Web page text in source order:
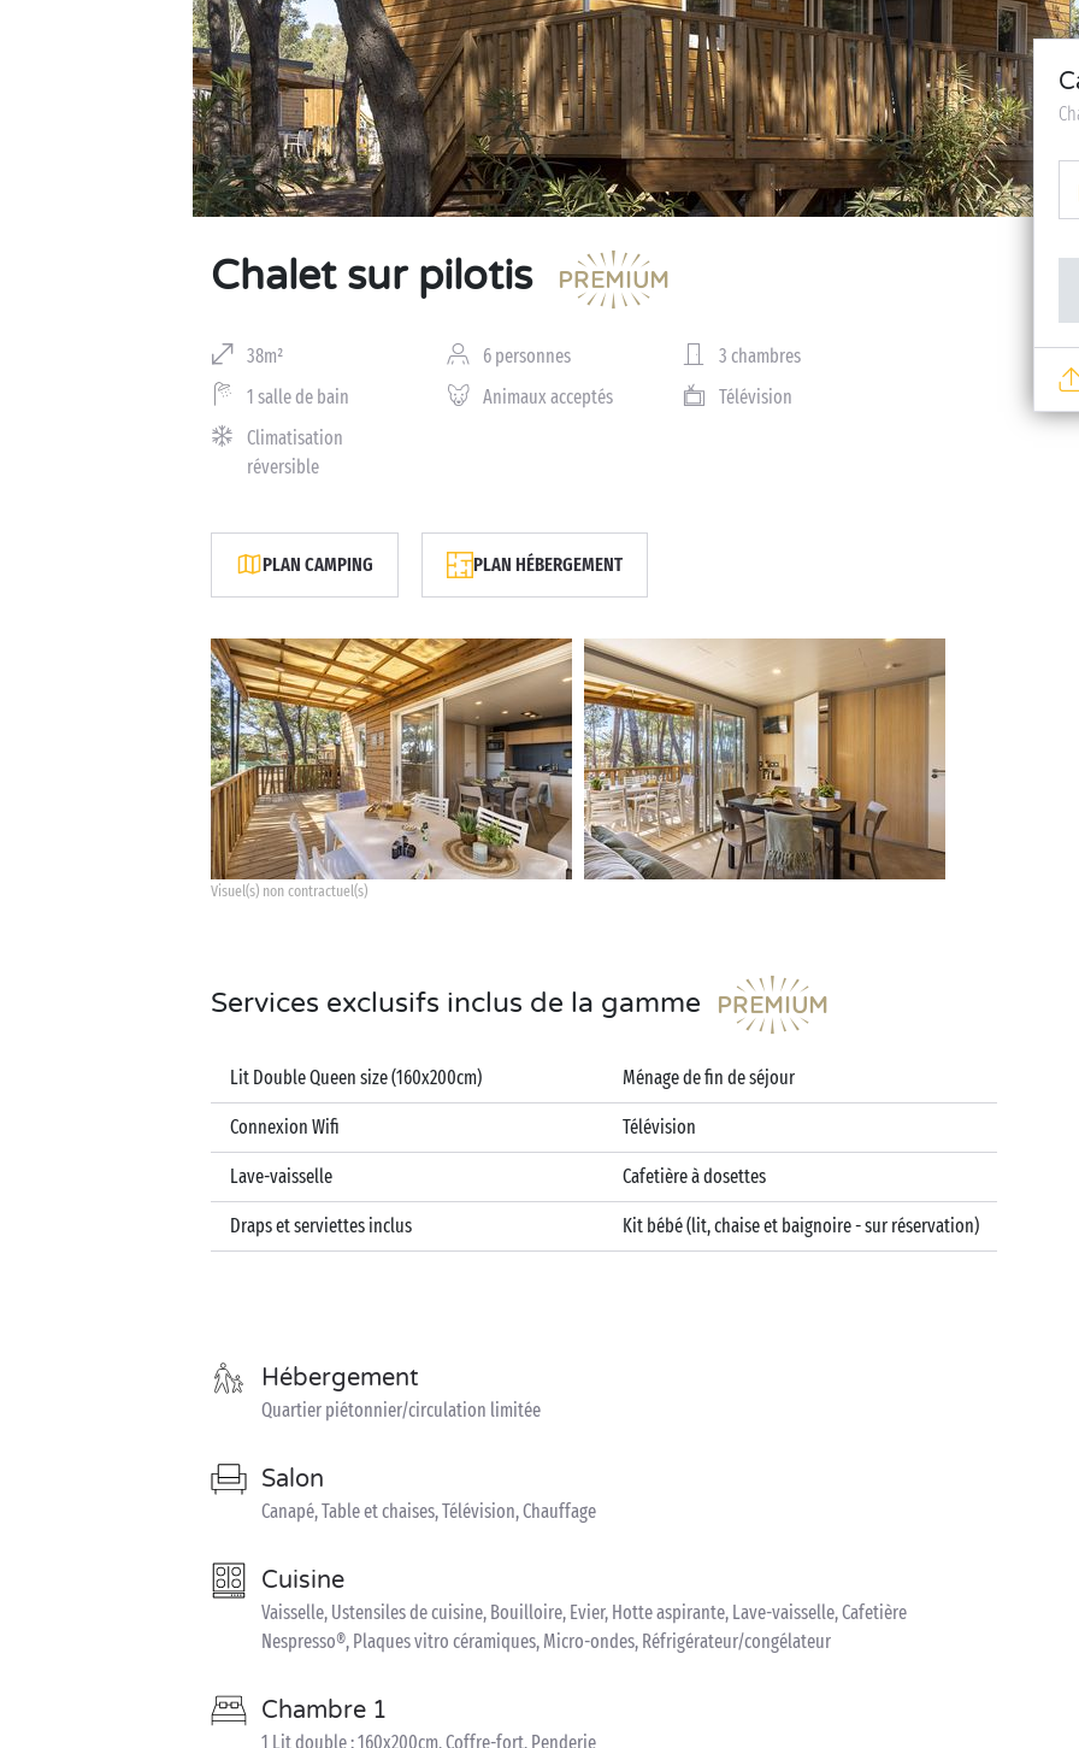
Chalet sur pilotis
38m² 6 personnes
3 chambres
1 salle de bain
Animaux acceptés
Télévision
Climatisation
réversible
PLAN CAMPING PLAN HÉBERGEMENT
Visuel(s) non contractuel(s)
Services exclusifs inclus de la gamme
Lit Double Queen size (160x200cm)
Connexion Wifi
Lave-vaisselle
Draps et serviettes inclus
Ménage de fin de séjour
Télévision
Cafetière à dosettes
Kit bébé (lit, chaise et baignoire - sur réservation)
Hébergement
Quartier piétonnier/circulation limitée
Salon
Canapé, Table et chaises, Télévision, Chauffage
Cuisine
Vaisselle, Ustensiles de cuisine, Bouilloire, Evier, Hotte aspirante, Lave-vaisselle, Cafetière
Nespresso®, Plaques vitro céramiques, Micro-ondes, Réfrigérateur/congélateur
Chambre 1
1 Lit double : 160x200cm, Coffre-fort, Penderie
Business Village by Sandaya